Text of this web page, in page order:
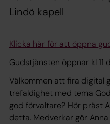
Lindö kapell
Klicka här för att öppna
Gudstjänsten öppnar kl 11
Välkommen att fira digital
trefaldighet med tema
god förvaltare? Hör präst
detta. Medverkar gör